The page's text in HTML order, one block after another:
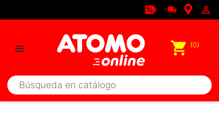

 shopping_cart (0)